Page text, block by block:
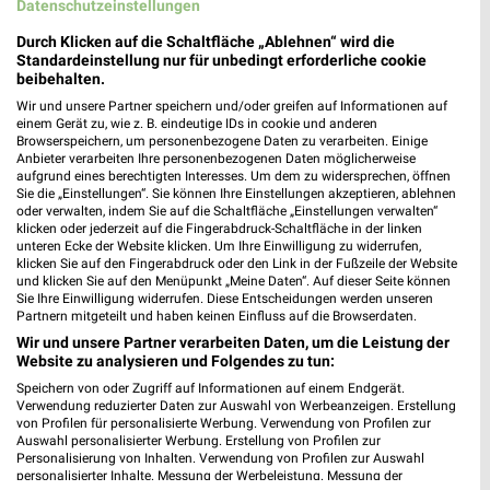
13,8 km
Herbstliche Deko-Woche
Gültig bis Di. 01.09.
12,2 km
Angebote ab 08.08.
Gültig bis Fr. 21.08.
Tchibo Jeans Fritz
Datenschutzeinstellungen
Durch Klicken auf die Schaltfläche „Ablehnen“ wird die
Standardeinstellung nur für unbedingt erforderliche cookie
beibehalten.
Wir und unsere Partner speichern und/oder greifen auf Informationen auf
einem Gerät zu, wie z. B. eindeutige IDs in cookie und anderen
Browserspeichern, um personenbezogene Daten zu verarbeiten. Einige
Anbieter verarbeiten Ihre personenbezogenen Daten möglicherweise
aufgrund eines berechtigten Interesses. Um dem zu widersprechen, öffnen
Sie die „Einstellungen“. Sie können Ihre Einstellungen akzeptieren, ablehnen
oder verwalten, indem Sie auf die Schaltfläche „Einstellungen verwalten“
klicken oder jederzeit auf die Fingerabdruck-Schaltfläche in der linken
unteren Ecke der Website klicken. Um Ihre Einwilligung zu widerrufen,
klicken Sie auf den Fingerabdruck oder den Link in der Fußzeile der Website
und klicken Sie auf den Menüpunkt „Meine Daten“. Auf dieser Seite können
Sie Ihre Einwilligung widerrufen. Diese Entscheidungen werden unseren
Partnern mitgeteilt und haben keinen Einfluss auf die Browserdaten.
Wir und unsere Partner verarbeiten Daten, um die Leistung der
Website zu analysieren und Folgendes zu tun:
Speichern von oder Zugriff auf Informationen auf einem Endgerät.
Verwendung reduzierter Daten zur Auswahl von Werbeanzeigen. Erstellung
von Profilen für personalisierte Werbung. Verwendung von Profilen zur
Auswahl personalisierter Werbung. Erstellung von Profilen zur
Personalisierung von Inhalten. Verwendung von Profilen zur Auswahl
personalisierter Inhalte. Messung der Werbeleistung. Messung der